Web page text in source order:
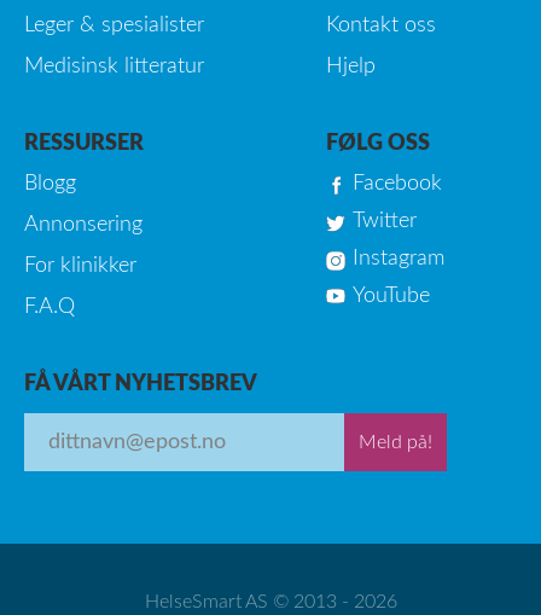
Leger & spesialister
Medisinsk litteratur
Kontakt oss
Hjelp
RESSURSER
Blogg
Annonsering
For klinikker
F.A.Q
FØLG OSS
Facebook
Twitter
Instagram
YouTube
FÅ VÅRT NYHETSBREV
Meld på!
HelseSmart AS © 2013 - 2026